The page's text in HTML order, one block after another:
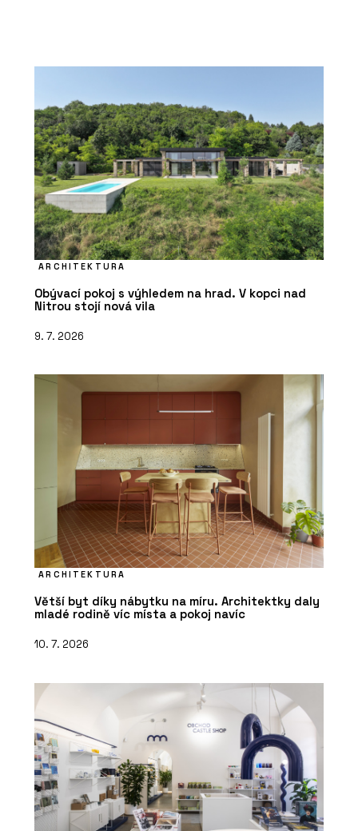
ARCHITEKTURA
Obývací pokoj s výhledem na hrad. V kopci nad
Nitrou stojí nová vila
9. 7. 2026
ARCHITEKTURA
Větší byt díky nábytku na míru. Architektky daly
mladé rodině víc místa a pokoj navíc
10. 7. 2026